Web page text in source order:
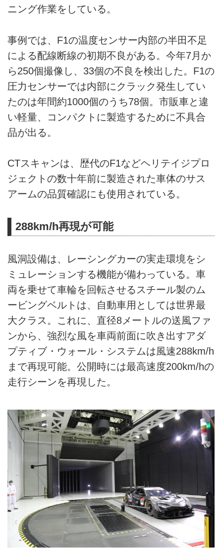
ニング作業をしている。
事例では、F1の温度センサー内部の半田不足
による配線断線の初期不良がある。今年7月か
ら250個撮像し、33個の不良を検出した。F1の
圧力センサーでは内部にクラック発生してい
たのは年間約1000個のうち78個。市販車と違
い軽量、コンパクトに製造するために不具合
品が出る。
CTスキャンは、歴代のF1などヘリテイジプロ
ジェクトの数十年前に製造された車体のサス
アームの品質確認にも使用されている。
288km/h再現が可能
風洞設備は、レーシングカーの実走環境をシ
ミュレーションする機能が備わっている。車
両を乗せて車輪を回転させるスチール製のム
ービングベルトは、自動車用としては世界最
大クラス。これに、直径8メートルの送風ファ
ンから、強烈な風を車両前面に吹き出すアダ
プティブ・ウォール・システムは風速288km/h
まで再現可能。公開時には最高速度200km/hの
走行シーンを再現した。